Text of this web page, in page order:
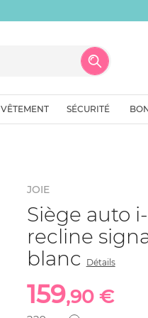
VÊTEMENT SÉCURITÉ
JOIE
Siège auto
recline
blanc
Détails
159,90 €